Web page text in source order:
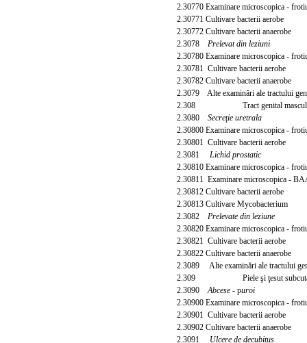
2.30770 Examinare microscopica -
2.30771 Cultivare bacterii aerobe
2.30772 Cultivare bacterii anaerobe
2.3078 Prelevat din leziuni
2.30780 Examinare microscopica -
2.30781 Cultivare bacterii aerobe
2.30782 Cultivare bacterii anaerobe
2.3079 Alte examinări ale tractului
2.308 Tract genital
2.3080 Secreţie uretrala
2.30800 Examinare microscopica -
2.30801 Cultivare bacterii aerobe
2.3081 Lichid prostatic
2.30810 Examinare microscopica -
2.30811 Examinare microscopica -
2.30812 Cultivare bacterii aerobe
2.30813 Cultivare Mycobacterium
2.3082 Prelevate din leziune
2.30820 Examinare microscopica -
2.30821 Cultivare bacterii aerobe
2.30822 Cultivare bacterii anaerobe
2.3089 Alte examinări ale tractului
2.309 Piele şi ţesut
2.3090 Abcese - puroi
2.30900 Examinare microscopica -
2.30901 Cultivare bacterii aerobe
2.30902 Cultivare bacterii anaerobe
2.3091 Ulcere de decubitus